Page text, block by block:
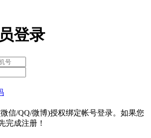
登录
信/QQ/微博)授权绑定帐号登录。如果您
完成注册！